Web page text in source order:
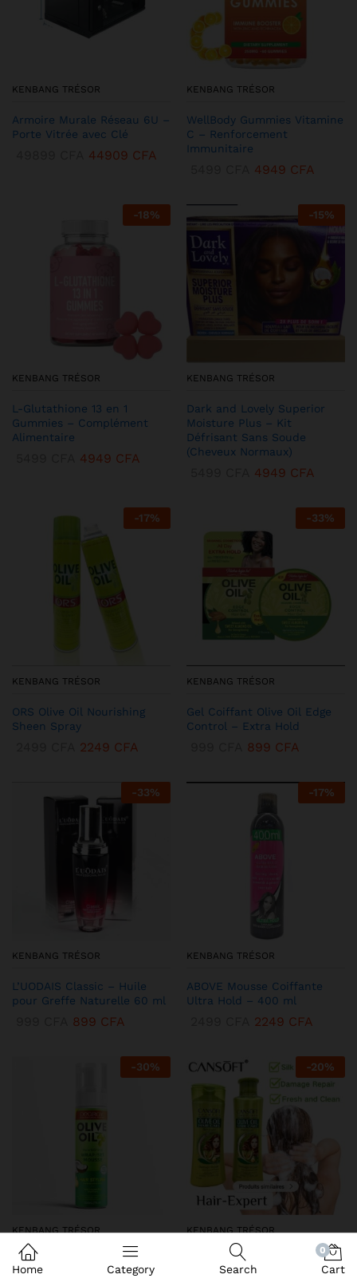
KENBANG TRÉSOR
Armoire Murale Réseau 6U –
Porte Vitrée avec Clé
44909 CFA
KENBANG TRÉSOR
WellBody Gummies Vitamine
C – Renforcement
Immunitaire
4949 CFA
-18%
KENBANG TRÉSOR
L-Glutathione 13 en 1
Gummies – Complément
Alimentaire
4949 CFA
-15%
KENBANG TRÉSOR
Dark and Lovely Superior
Moisture Plus – Kit
Défrisant Sans Soude
(Cheveux Normaux)
4949 CFA
-17%
KENBANG TRÉSOR
ORS Olive Oil Nourishing
Sheen Spray
2249 CFA
-33%
KENBANG TRÉSOR
Gel Coiffant Olive Oil Edge
Control – Extra Hold
899 CFA
-33%
KENBANG TRÉSOR
L’UODAIS Classic – Huile
pour Greffe Naturelle 60 ml
899 CFA
-17%
KENBANG TRÉSOR
ABOVE Mousse Coiffante
Ultra Hold – 400 ml
2249 CFA
-30%
KENBANG TRÉSOR
DEQROY Olive Oil Mousse
Coiffante – Hold & Shine
-20%
KENBANG TRÉSOR
Duo CANSoft Shampooing &
Après-shampooing à l’Huile
Home Category Search
0
Cart